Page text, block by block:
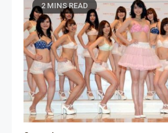
2 MINS READ